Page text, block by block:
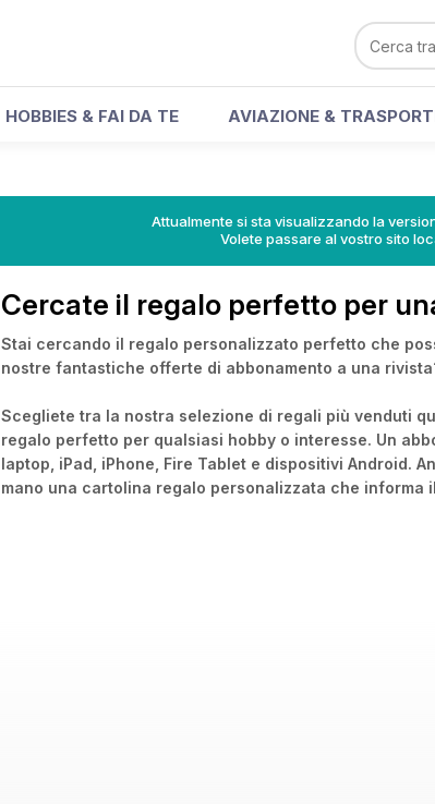
HOBBIES & FAI DA TE AVIAZIONE &
Attualmente si sta visualizzando la
Volete passare al vostro sito
Cercate il regalo perfetto per
Stai cercando il regalo personalizzato perfetto che
nostre fantastiche offerte di abbonamento a una
Scegliete tra la nostra selezione di regali più venduti
regalo perfetto per qualsiasi hobby o interesse. Un
laptop, iPad, iPhone, Fire Tablet e dispositivi Android.
mano una cartolina regalo personalizzata che